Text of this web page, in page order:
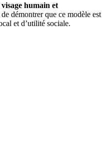
humain et
de démontrer que ce modèle est
et d’utilité sociale.